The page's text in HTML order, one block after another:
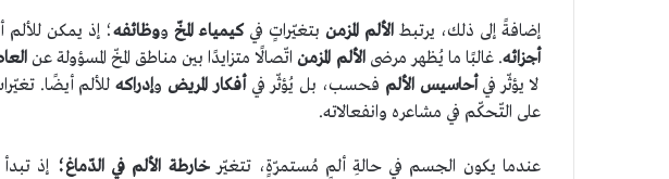
إضافةً إلى ذلك، يرتبط الألم المزمنبتغيّراتٍ فيكيمياء المخّ ووظائفه؛ إذ يمكن
أجزائه. غالبًا ما يُظهر مرضىالألم المزمناتّصالًا متزايدًا بين مناطق المخّ المسؤولة عن
لا يؤثّر فيأحاسيس الألم فحسب، بل يُؤثّر فيأفكار المريض وإدراكهللألم أيضًا.
على التّحكّم في مشاعره وانفعالاته.
عندما يكون الجسم في حالةِ ألمٍ مُستمرّةٍ، تتغيّرخارطة الألم في الدّماغ؛ إذ